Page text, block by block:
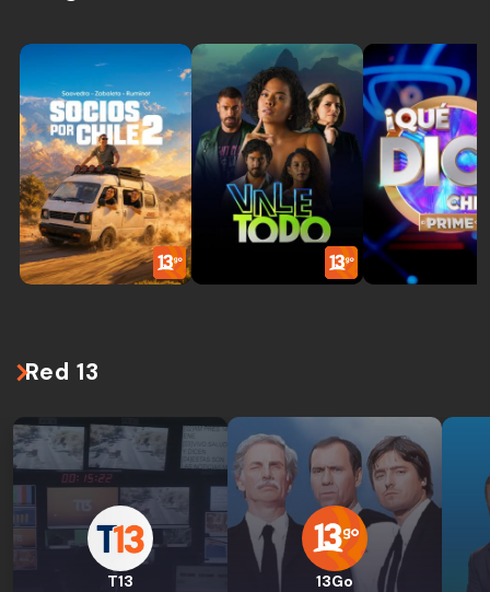
Red 13
T13 13Go